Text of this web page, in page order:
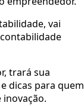
vai
trará sua
dicas para quem